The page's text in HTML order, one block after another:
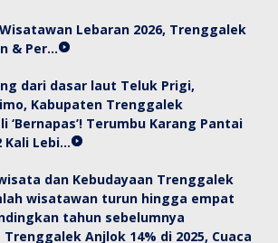
Lebaran 2026, Trenggalek
& Per…
‘Bernapas’! Terumbu Karang Pantai
Kali Lebi…
Anjlok 14% di 2025, Cuaca